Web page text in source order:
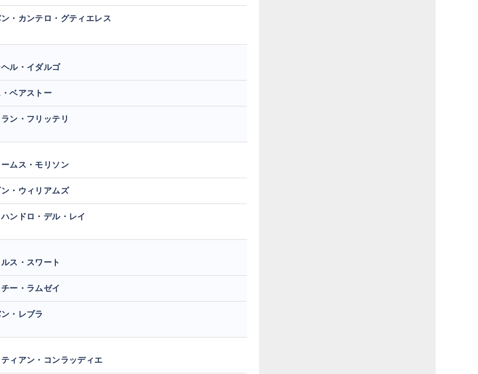
・カンテロ・グティエレス
ル・イダルゴ
ベアストー
ン・フリッテリ
ムス・モリソン
ン・ウィリアムズ
ンドロ・デル・レイ
ス・スワート
チー・ラムゼイ
・レブラ
ィアン・コンラッディエ